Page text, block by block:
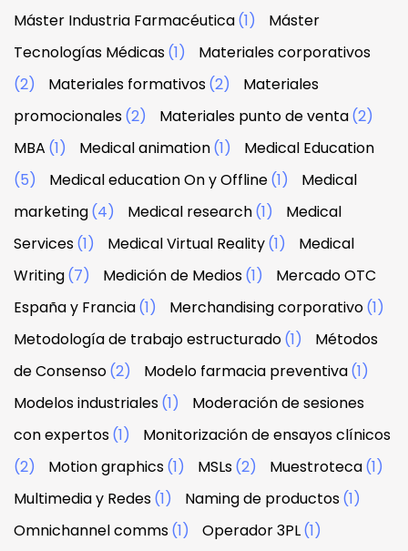
Máster Industria Farmacéutica(1)
Máster
Tecnologías Médicas(1)
Materiales corporativos
(2)
Materiales formativos(2)
Materiales
promocionales(2) Materiales punto de venta(2)
MBA (1) Medical animation(1)
Medical Education
(5)
Medical education On y Offline(1)
Medical
marketing(4) Medical research(1)
Medical
Services(1) Medical Virtual Reality(1)
Medical
Writing(7) Medición de Medios(1)
Mercado OTC
España y Francia(1) Merchandising corporativo(1)
Metodología de trabajo estructurado(1)
Métodos
de Consenso(2) Modelo farmacia preventiva(1)
Modelos industriales(1)
Moderación de sesiones
con expertos(1)
Monitorización de ensayos clínicos
(2)
Motion graphics(1) MSLs(2) Muestroteca(1)
Multimedia y Redes(1) Naming de productos(1)
Omnichannel comms(1) Operador 3PL(1)